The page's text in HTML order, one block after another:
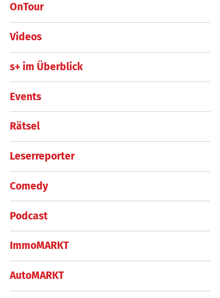
OnTour
Videos
s+ im Überblick
Events
Rätsel
Leserreporter
Comedy
Podcast
ImmoMARKT
AutoMARKT